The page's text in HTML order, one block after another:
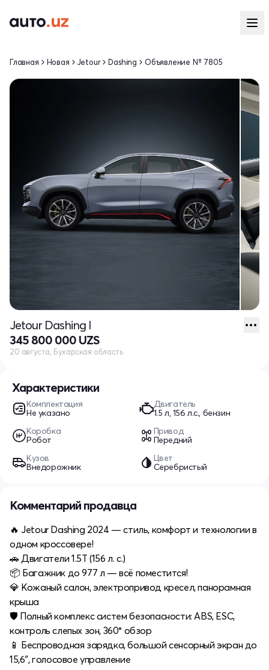
Характеристики
Комплектация
Не указано
Двигатель
1.5 л, 156 л.с., бензин
Коробка
Робот
Привод
Передний
Кузов
Внедорожник
Цвет
Серебристый
Главная Новая Jetour Dashing Объявление № 7805
Jetour Dashing I
345 800 000 UZS
20 августа, Бухарская область
Комментарий продавца
🔥 Jetour Dashing 2024 — стиль, комфорт и технологии в
одном кроссовере!
🚗 Двигатели 1.5T (156 л. с.)
📦 Багажник до 977 л — всё поместится!
💎 Кожаный салон, электропривод кресел, панорамная
крыша
🛡 Полный комплекс систем безопасности: ABS, ESC,
контроль слепых зон, 360° обзор
📱 Беспроводная зарядка, большой сенсорный экран до
15,6″, голосовое управление